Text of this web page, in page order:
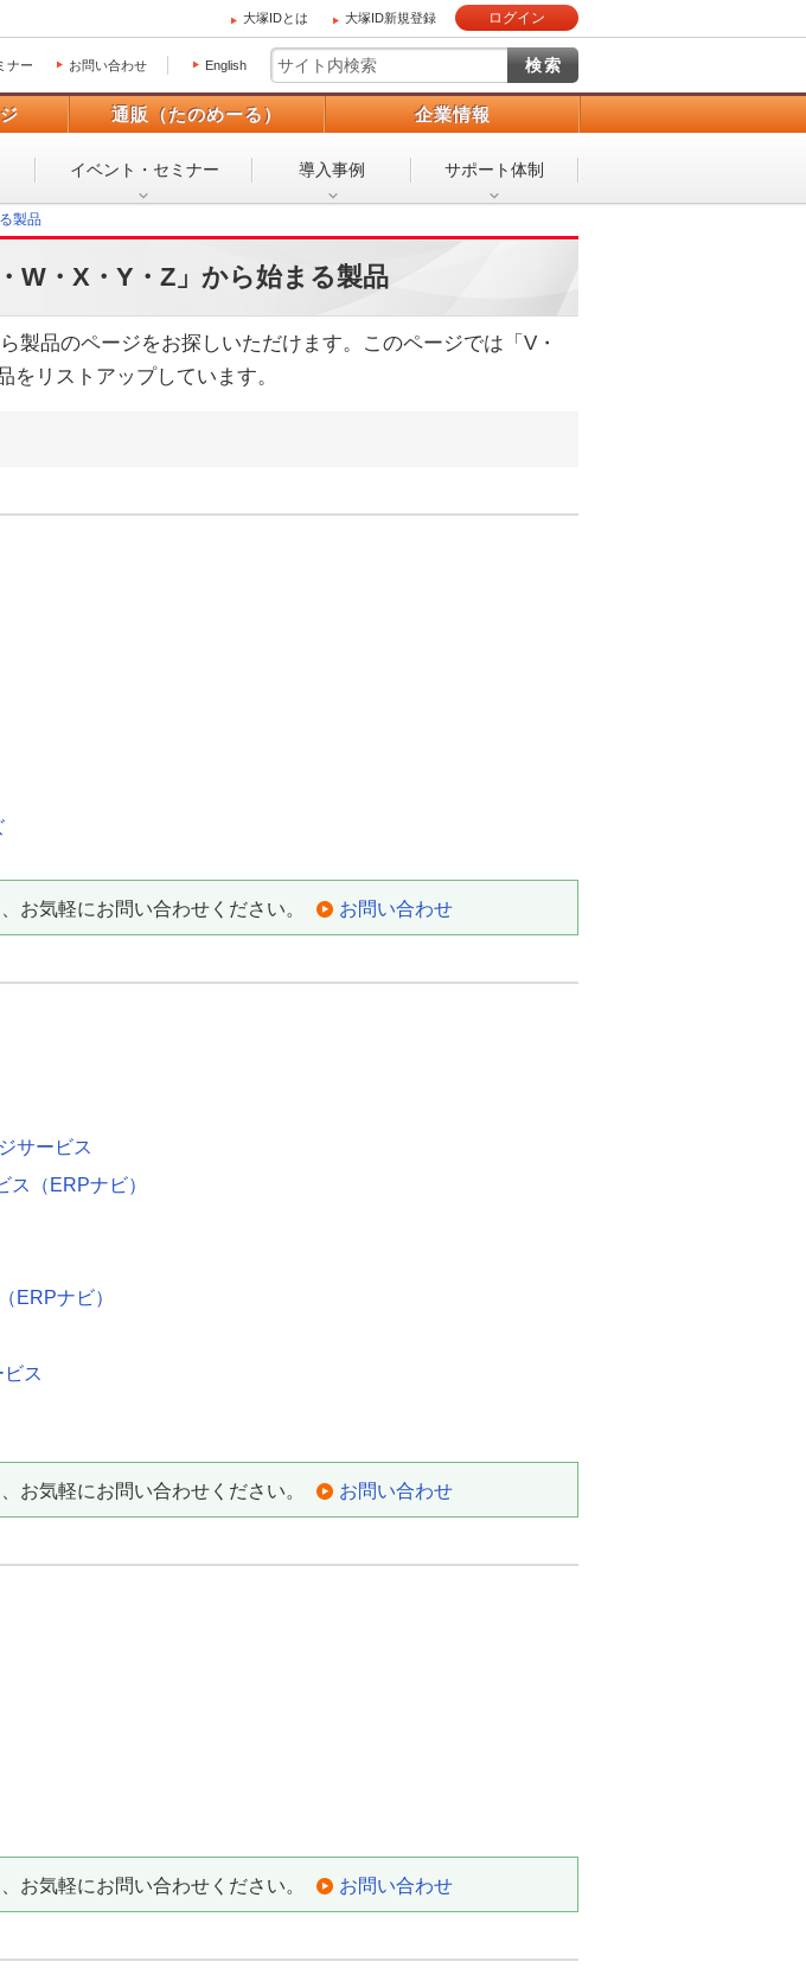
大塚IDとは 大塚ID新規登録 ログイン
ナー お問い合わせ English
通販（たのめーる） 企業情報
イベント・ セミナー 導入事例 サポート体制
製品
W・X・Y・Z」から始まる製品
製品のページをお探しいただけます。このページでは「V・
をリストアップしています。
お気軽にお問い合わせください。 お問い合わせ
サービス
ス（ERPナビ）
ERPナビ）
ス
お気軽にお問い合わせください。 お問い合わせ
お気軽にお問い合わせください。 お問い合わせ